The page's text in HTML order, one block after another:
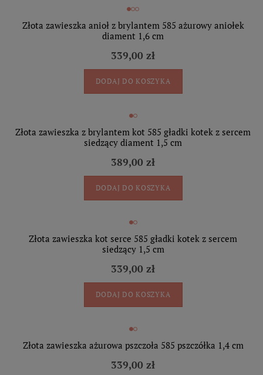
Złota zawieszka anioł z brylantem 585 ażurowy aniołek
diament 1,6 cm
339,00 zł
DODAJ DO KOSZYKA
Złota zawieszka z brylantem kot 585 gładki kotek z sercem
siedzący diament 1,5 cm
389,00 zł
DODAJ DO KOSZYKA
Złota zawieszka kot serce 585 gładki kotek z sercem
siedzący 1,5 cm
339,00 zł
DODAJ DO KOSZYKA
Złota zawieszka ażurowa pszczoła 585 pszczółka 1,4 cm
339,00 zł